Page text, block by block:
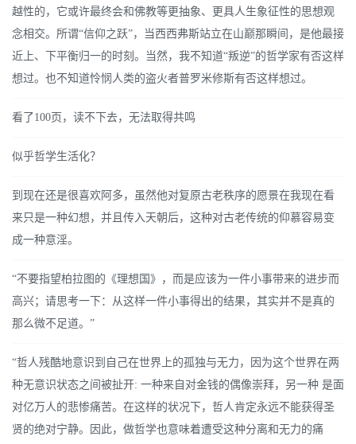
越性的，它或许最终会和佛教等更抽象、更具人生象征性的思想观
念相交。所谓“信仰之跃”，当西西弗斯站立在山巅那瞬间，是他最接
近上、下平衡归一的时刻。当然，我不知道“叛逆”的哲学家有否这样
想过。也不知道怜悯人类的盗火者普罗米修斯有否这样想过。
看了100页，读不下去，无法取得共鸣
似乎哲学生活化？
到现在还是很喜欢阿多，虽然他对复原古老秩序的愿景在我现在看
来只是一种幻想，并且传入天朝后，这种对古老传统的仰慕容易变
成一种意淫。
“不要指望柏拉图的《理想国》，而是应该为一件小事带来的进步而
高兴；请思考一下：从这样一件小事得出的结果，其实并不是真的
那么微不足道。”
“哲人残酷地意识到自己在世界上的孤独与无力，因为这个世界在两
种无意识状态之间被扯开: 一种来自对金钱的偶像崇拜，另一种 是面
对亿万人的悲惨痛苦。在这样的状况下，哲人肯定永远不能获得圣
贤的绝对宁静。因此，做哲学也意味着遭受这种分离和无力的痛